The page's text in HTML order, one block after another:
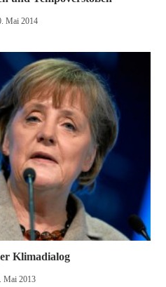
Mai 2014
Klimadialog
Mai 2013